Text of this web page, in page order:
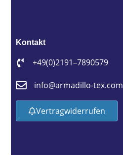
Kontakt
+49 (0)2191 – 7890579
info@armadillo-tex.com
Vertrag widerrufen